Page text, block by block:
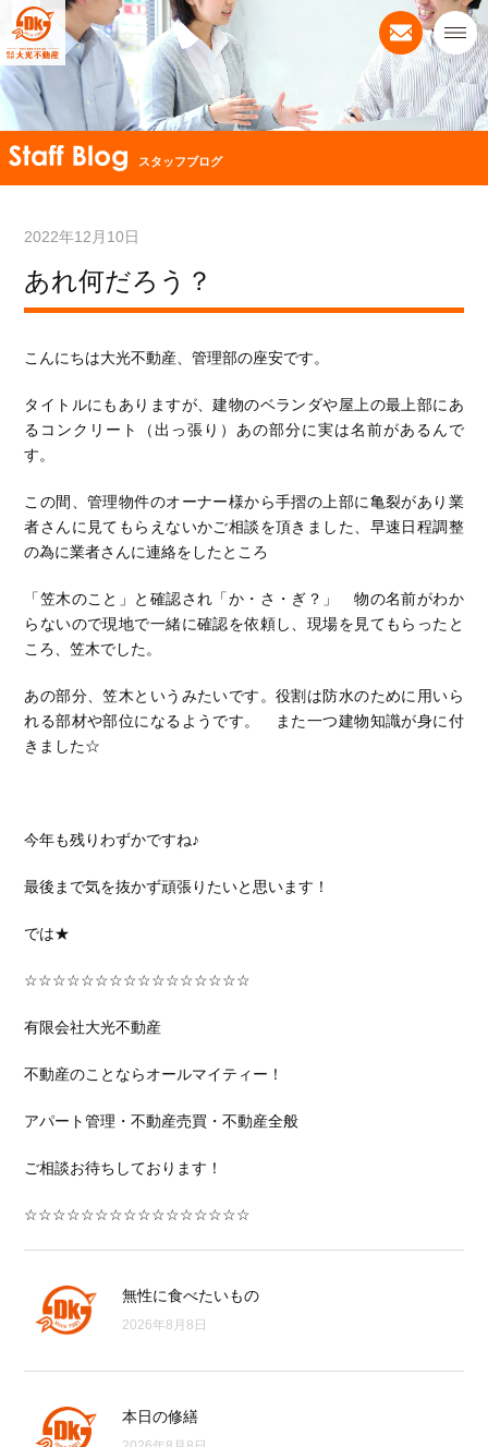
スタッフブログ
2022年12月10日
あれ何だろう？
こんにちは大光不動産、管理部の座安です。
タイトルにもありますが、建物のベランダや屋上の最上部にあ
るコンクリート（出っ張り）あの部分に実は名前があるんで
す。
この間、管理物件のオーナー様から手摺の上部に亀裂があり業
者さんに見てもらえないかご相談を頂きました、早速日程調整
の為に業者さんに連絡をしたところ
「笠木のこと」と確認され「か・さ・ぎ？」 物の名前がわか
らないので現地で一緒に確認を依頼し、現場を見てもらったと
ころ、笠木でした。
あの部分、笠木というみたいです。役割は防水のために用いら
れる部材や部位になるようです。 また一つ建物知識が身に付
きました☆
今年も残りわずかですね♪
最後まで気を抜かず頑張りたいと思います！
では★
☆☆☆☆☆☆☆☆☆☆☆☆☆☆☆☆
有限会社大光不動産
不動産のことならオールマイティー！
アパート管理・不動産売買・不動産全般
ご相談お待ちしております！
☆☆☆☆☆☆☆☆☆☆☆☆☆☆☆☆
無性に食べたいもの
2026年8月8日
本日の修繕